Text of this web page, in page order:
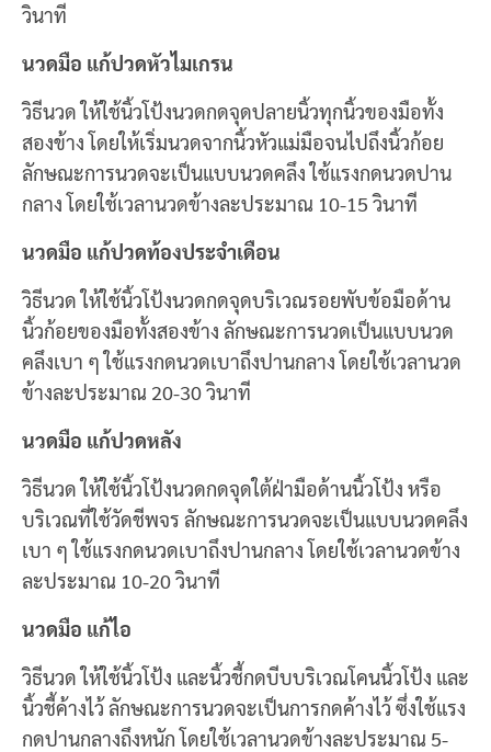
วินาที
นวดมือ แก้ปวดหัวไมเกรน
วิธีนวด ให้ใช้นิ้วโป้งนวดกดจุดปลายนิ้วทุกนิ้วของมือทั้ง
สองข้าง โดยให้เริ่มนวดจากนิ้วหัวแม่มือจนไปถึงนิ้วก้อย
ลักษณะการนวดจะเป็นแบบนวดคลึง ใช้แรงกดนวดปาน
กลาง โดยใช้เวลานวดข้างละประมาณ 10-15 วินาที
นวดมือ แก้ปวดท้องประจำเดือน
วิธีนวด ให้ใช้นิ้วโป้งนวดกดจุดบริเวณรอยพับข้อมือด้าน
นิ้วก้อยของมือทั้งสองข้าง ลักษณะการนวดเป็นแบบนวด
คลึงเบา ๆ ใช้แรงกดนวดเบาถึงปานกลาง โดยใช้เวลานวด
ข้างละประมาณ 20-30 วินาที
นวดมือ แก้ปวดหลัง
วิธีนวด ให้ใช้นิ้วโป้งนวดกดจุดใต้ฝ่ามือด้านนิ้วโป้ง หรือ
บริเวณที่ใช้วัดชีพจร ลักษณะการนวดจะเป็นแบบนวดคลึง
เบา ๆ ใช้แรงกดนวดเบาถึงปานกลาง โดยใช้เวลานวดข้าง
ละประมาณ 10-20 วินาที
นวดมือ แก้ไอ
วิธีนวด ให้ใช้นิ้วโป้ง และนิ้วชี้กดบีบบริเวณโคนนิ้วโป้ง และ
นิ้วชี้ค้างไว้ ลักษณะการนวดจะเป็นการกดค้างไว้ ซึ่งใช้แรง
กดปานกลางถึงหนัก โดยใช้เวลานวดข้างละประมาณ 5-